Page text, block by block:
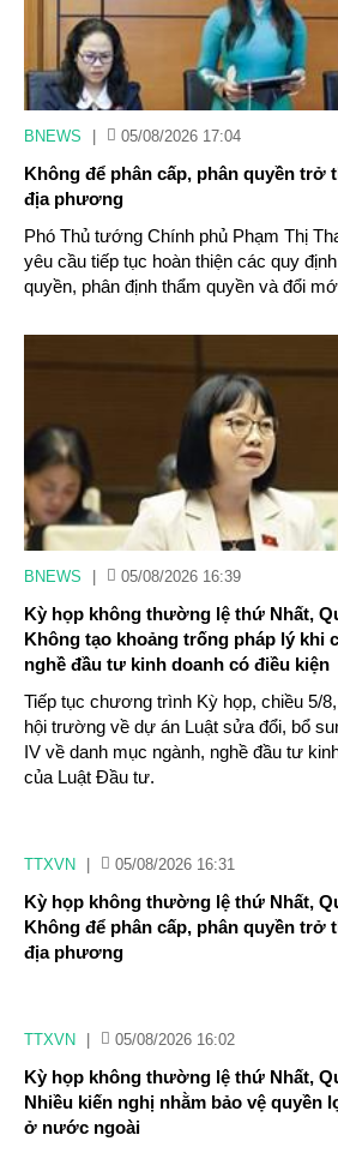
BNEWS 05/08/2026 17:04
Không để phân cấp, phân quyền trở
địa phương
Phó Thủ tướng Chính phủ Phạm Thị
yêu cầu tiếp tục hoàn thiện các quy
quyền, phân định thẩm quyền và đổi
BNEWS 05/08/2026 16:39
Kỳ họp không thường lệ thứ Nhất,
Không tạo khoảng trống pháp lý khi
nghề đầu tư kinh doanh có điều kiện
Tiếp tục chương trình Kỳ họp, chiều 5/
hội trường về dự án Luật sửa đổi, bổ
IV về danh mục ngành, nghề đầu tư
của Luật Đầu tư.
TTXVN 05/08/2026 16:31
Kỳ họp không thường lệ thứ Nhất,
Không để phân cấp, phân quyền trở
địa phương
TTXVN 05/08/2026 16:02
Kỳ họp không thường lệ thứ Nhất,
Nhiều kiến nghị nhằm bảo vệ quyền
ở nước ngoài